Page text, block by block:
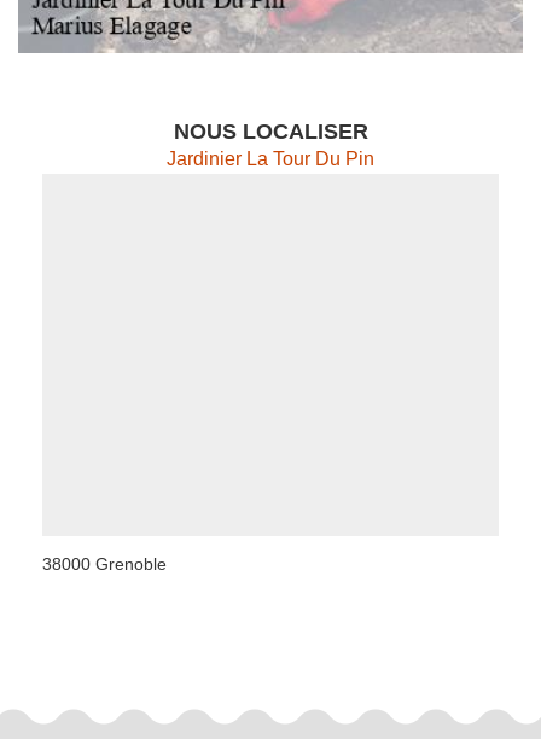
NOUS LOCALISER
Jardinier La Tour Du Pin
38000 Grenoble